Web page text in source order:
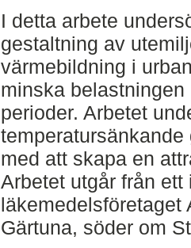
I detta arbete
gestaltning av
värmebildning i
minska
perioder. Arbetet
med att skapa en
Arbetet utgår från
läkemedelsföretaget
Gärtuna, söder om